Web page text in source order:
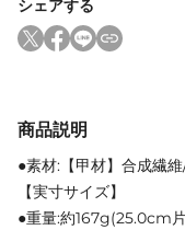
シェアする
商品説明
●素材:【甲材】合成繊
【実寸サイズ】
●重量:約167g(25.0cm